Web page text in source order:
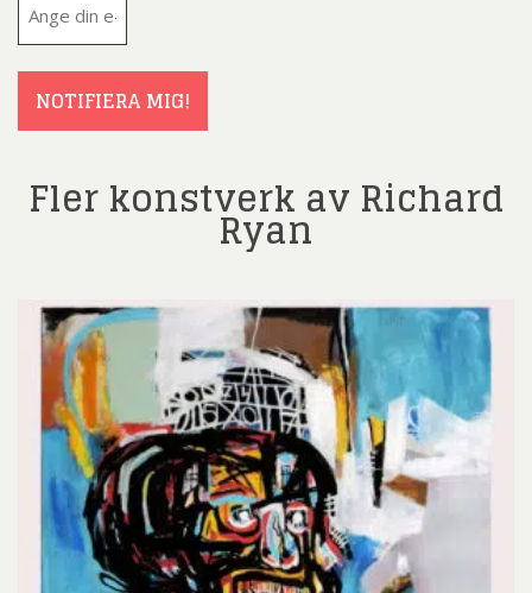
NOTIFIERA MIG!
Fler konstverk av Richard
Ryan